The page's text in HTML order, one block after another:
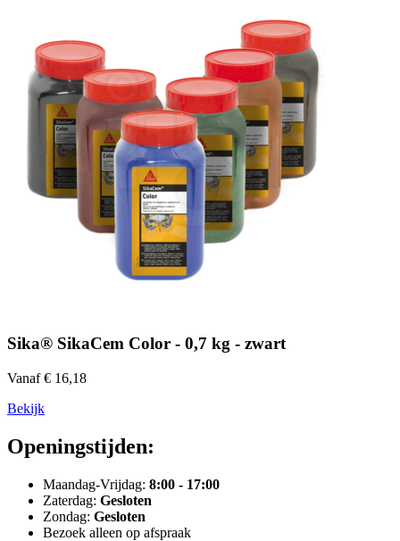
Sika® SikaCem Color - 0,7 kg - zwart
Vanaf € 16,18
Bekijk
Openingstijden:
Maandag-Vrijdag: 8:00 - 17:00
Zaterdag: Gesloten
Zondag: Gesloten
Bezoek alleen op afspraak